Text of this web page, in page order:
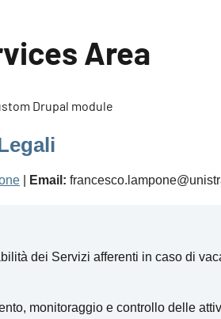
Area
Drupal module
Email:
dei Servizi afferenti in caso di
monitoraggio e controllo delle